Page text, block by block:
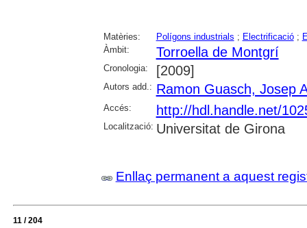
Matèries: Polígons industrials ; Electrificació;
Àmbit:
Torroella de Montgrí
Cronologia: [2009]
Autors add.: Ramon Guasch, Josep
Accés: http://hdl.handle.net/
Localització: Universitat de Girona
Enllaç permanent a aquest
11 / 204